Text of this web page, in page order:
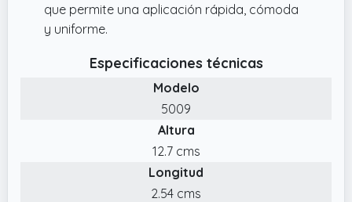
que permite una aplicación rápida, cómoda
y uniforme.
Especificaciones técnicas
Modelo
5009
Altura
12.7 cms
Longitud
2.54 cms